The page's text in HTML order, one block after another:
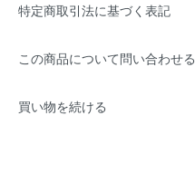
特定商取引法に基づく表記
この商品について問い合わせる
買い物を続ける